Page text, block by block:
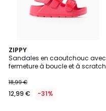
ZIPPY
Sandales en caoutchouc avec
fermeture à boucle et à scratch
18,99 €
12,99 € -31%